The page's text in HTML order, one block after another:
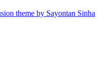
theme by Sayontan Sinha